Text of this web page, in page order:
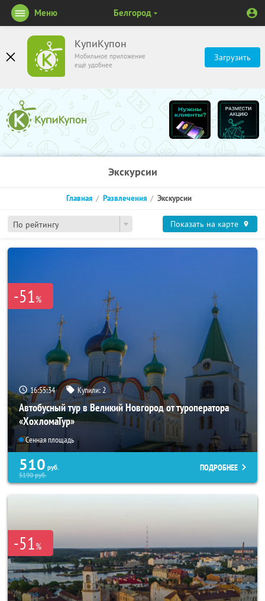
КупиКупон
Мобильное приложение
ещё удобнее
Загрузить
Меню Белгород
Экскурсии
По рейтингу
Главная Развлечения Экскурсии
Показать на карте
-51%
16:55:32 Купили: 2
Автобусный тур в Великий Новгород от туроператора
«ХохломаТур»
Сенная площадь
510 руб.
5190руб.
ПОДРОБНЕЕ
-51%